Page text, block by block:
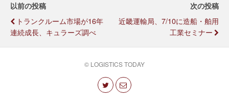
以前の投稿
トランクルーム市場が16年
連続成長、キュラーズ調べ
次の投稿
近畿運輸局、7/10に造船・舶用
工業セミナー
© LOGISTICS TODAY